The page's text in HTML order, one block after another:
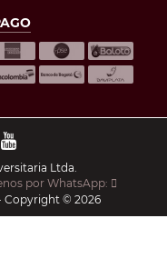
Ltda.
por WhatsApp:
Copyright © 2026